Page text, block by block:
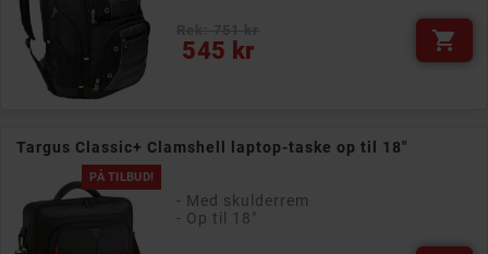
545 kr
Pris 
Targus Classic+ Clamshell laptop-taske op til 18"
PÅ TILBUD!
- Med skulderrem
- Op til 18"